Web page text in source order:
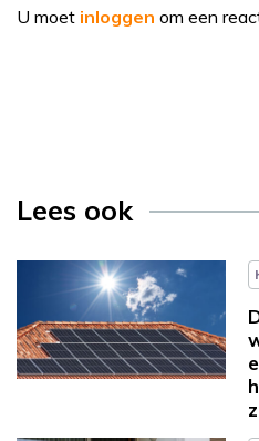
U moet inloggen om een
Lees ook